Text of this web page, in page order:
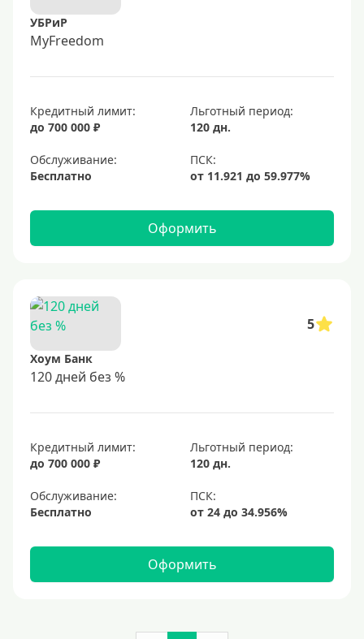
УБРиР
MyFreedom
Кредитный лимит:
до 700 000 ₽
Льготный период:
120 дн.
Обслуживание:
Бесплатно
Оформить
5
Хоум Банк
120 дней без %
Кредитный лимит:
до 700 000 ₽
Льготный период:
120 дн.
Обслуживание:
Бесплатно
Оформить